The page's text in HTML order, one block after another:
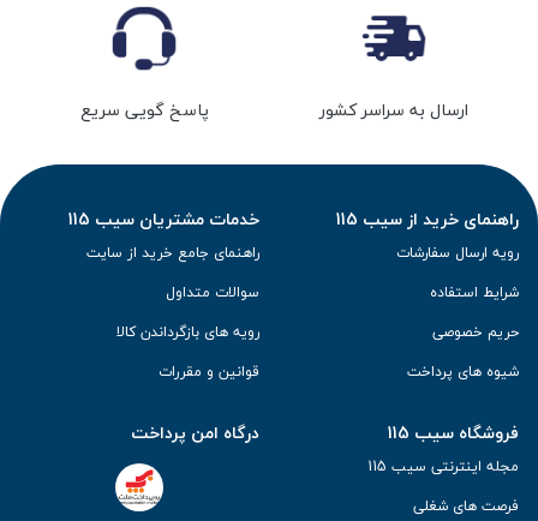
ارسال به سراسر کشور پاسخ گویی سریع
راهنمای خرید از سیب 115
رویه ارسال سفارشات
شرایط استفاده
حریم خصوصی
شیوه های پرداخت
خدمات مشتریان سیب 115
راهنمای جامع خرید از سایت
سوالات متداول
رویه های بازگرداندن کالا
قوانین و مقررات
فروشگاه سیب 115
مجله اینترنتی سیب 115
فرصت های شغلی
درگاه امن پرداخت